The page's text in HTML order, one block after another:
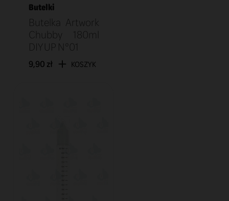
Butelki
Butelka Artwork
Chubby 180ml
DIY UP N°01
9,90 zł KOSZYK